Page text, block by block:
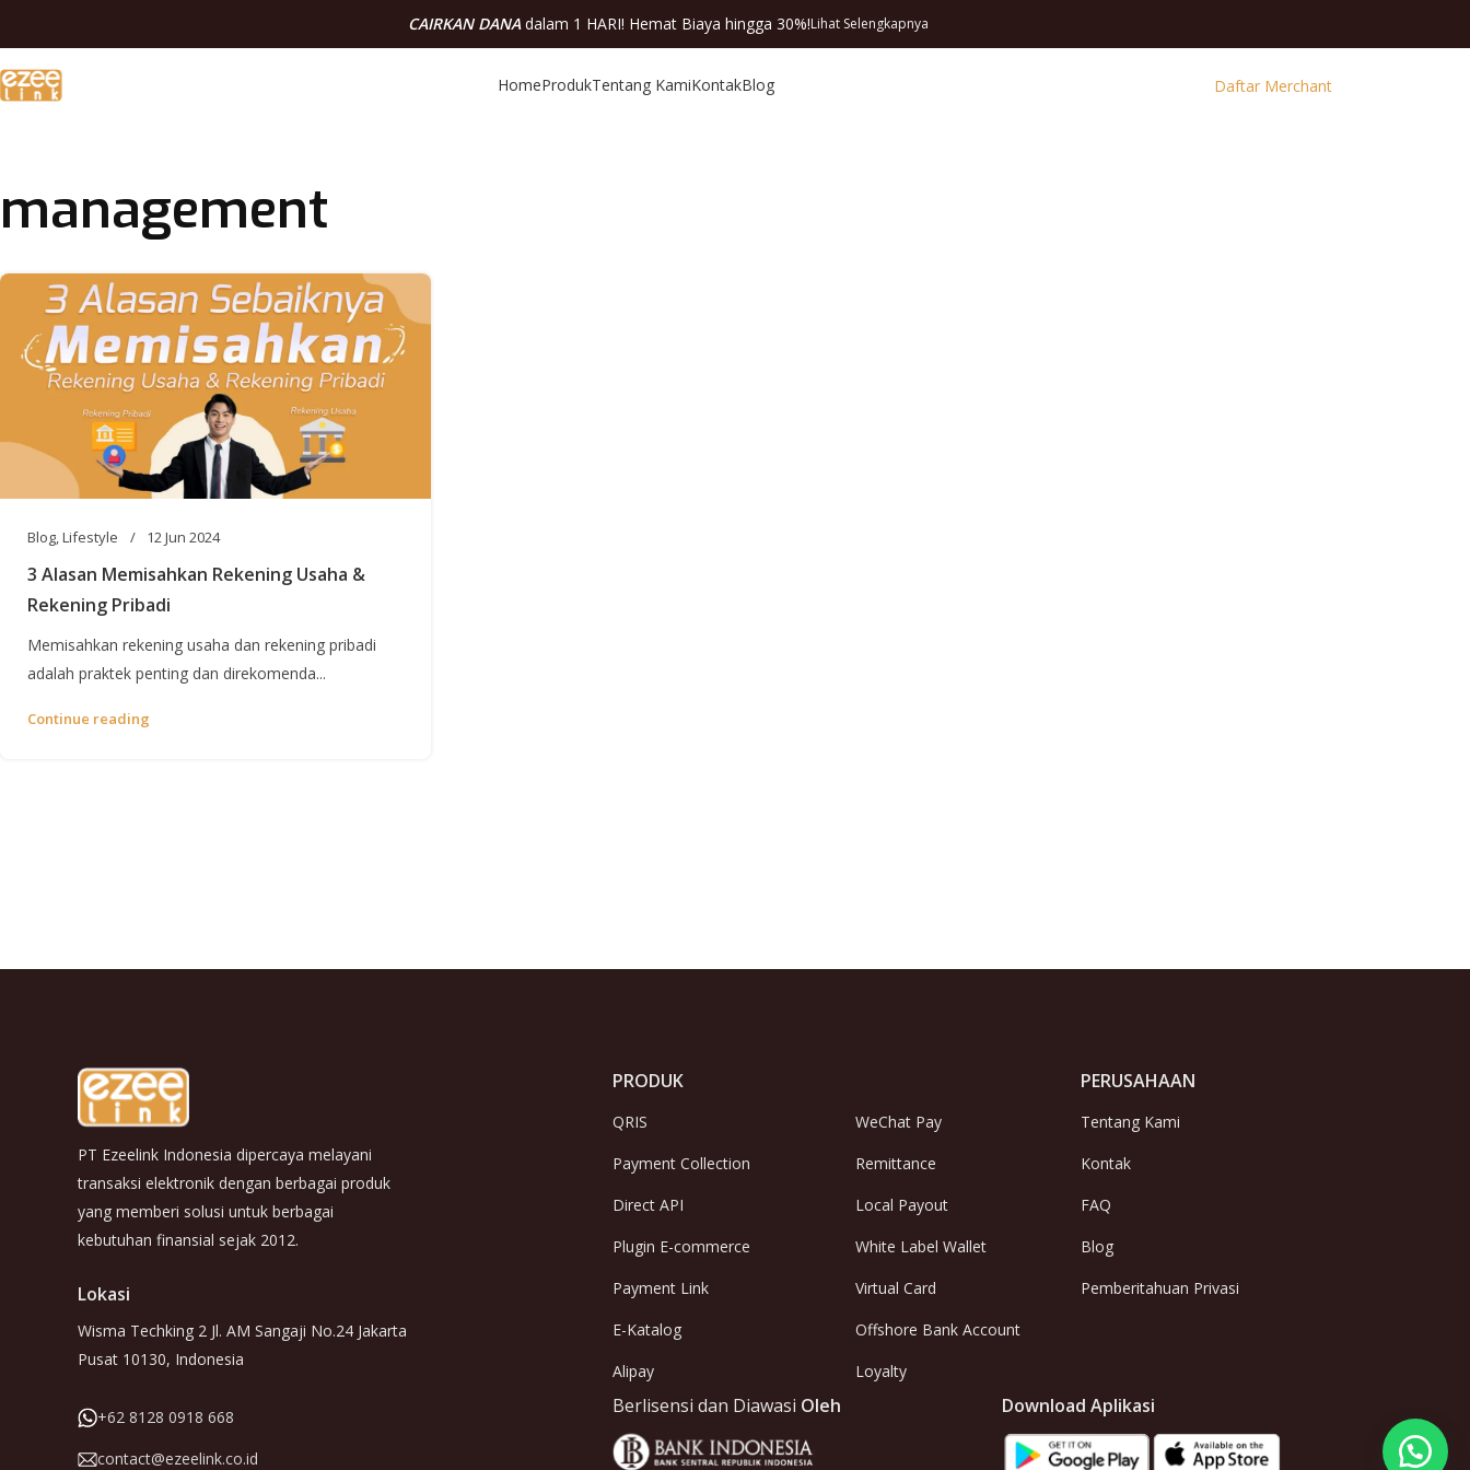
CAIRKAN DANAdalam 1 HARI! Hemat Biaya hingga 30%!Lihat Selengkapnya
HomeProdukTentang KamiKontakBlog Daftar Merchant
management
Blog,Lifestyle 12 Jun 2024
3 Alasan Memisahkan Rekening Usaha &
Rekening Pribadi
Memisahkan rekening usaha dan rekening pribadi
adalah praktek penting dan direkomenda...
Continue reading
PT Ezeelink Indonesia dipercaya melayani
transaksi elektronik dengan berbagai produk
yang memberi solusi untuk berbagai
kebutuhan finansial sejak 2012.
Lokasi
Wisma Techking 2 Jl. AM Sangaji No.24 Jakarta
Pusat 10130, Indonesia
+62 8128 0918 668
contact@ezeelink.co.id
PRODUK
QRIS
Payment Collection
Direct API
Plugin E-commerce
Payment Link
E-Katalog
Alipay
WeChat Pay
Remittance
Local Payout
White Label Wallet
Virtual Card
Offshore Bank Account
Loyalty
PERUSAHAAN
Tentang Kami
Kontak
FAQ
Blog
Pemberitahuan Privasi
Berlisensi dan Diawasi Oleh Download Aplikasi